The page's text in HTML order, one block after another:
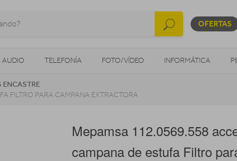
OFERTAS
AUDIO TELEFONÍA FOTO/VÍDEO INFORMÁTICA
ENCASTRE
FILTRO PARA CAMPANA EXTRACTORA
Mepamsa 112.0569.558
campana de estufa Filtro